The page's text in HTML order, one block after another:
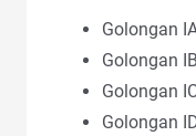
Golongan
Golongan
Golongan
Golongan